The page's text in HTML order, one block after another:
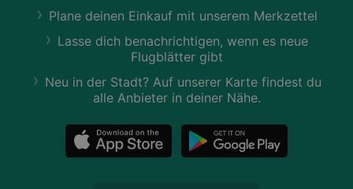
Plane deinen Einkauf mit unserem Merkzettel
Lasse dich benachrichtigen, wenn es neue
Flugblätter gibt
Neu in der Stadt? Auf unserer Karte findest du
alle Anbieter in deiner Nähe.